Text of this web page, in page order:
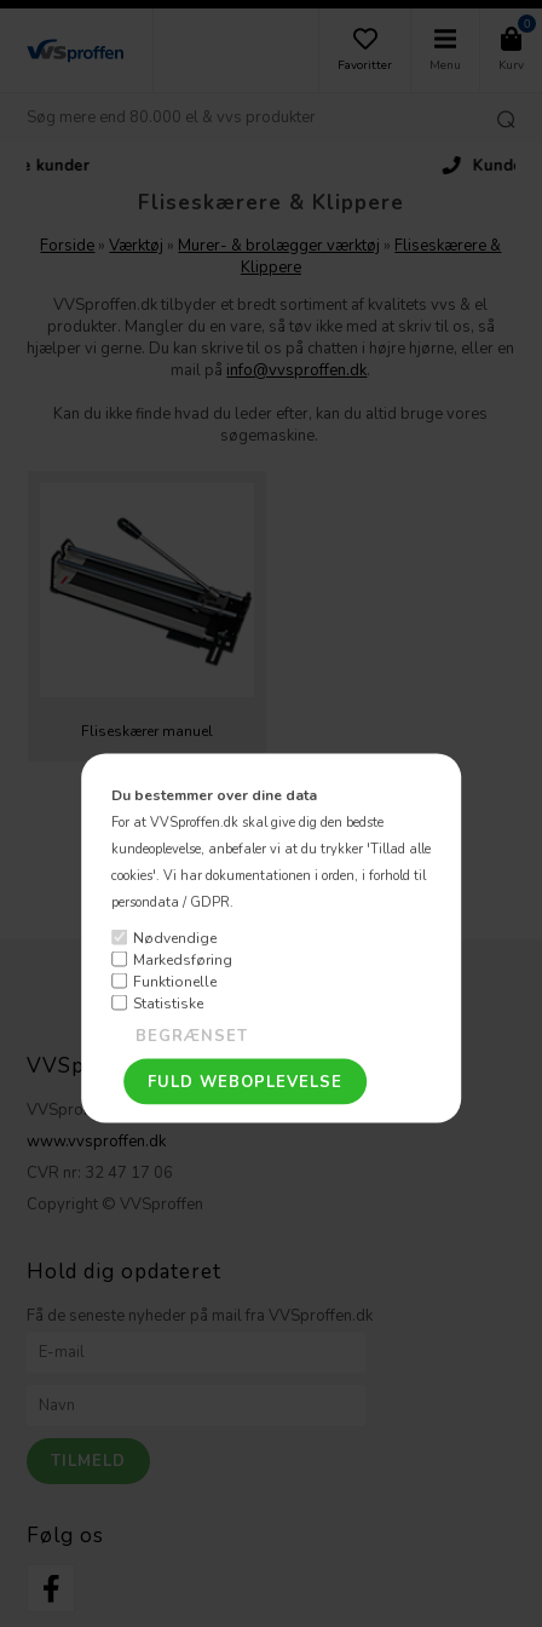
Du bestemmer over dine data
For at VVSproffen.dk skal give dig den bedste
kundeoplevelse, anbefaler vi at du trykker 'Tillad alle
cookies'. Vi har dokumentationen i orden, i forhold til
persondata / GDPR.
Nødvendige
Markedsføring
Funktionelle
Statistiske
Favoritter Menu
0
Kurv
Fliseskærere & Klippere
Forside »Værktøj » Murer- & brolægger værktøj » Fliseskærere &
Klippere
VVSproffen.dk tilbyder et bredt sortiment af kvalitets vvs & el
produkter. Mangler du en vare, så tøv ikke med at skriv til os, så
hjælper vi gerne. Du kan skrive til os på chatten i højre hjørne, eller en
mail på info@vvsproffen.dk.
Kan du ikke finde hvad du leder efter, kan du altid bruge vores
søgemaskine.
Fliseskærer manuel
VVSpoffen ApS
VVSproffen.dk ApS
www.vvsproffen.dk
CVR nr: 32 47 17 06
Copyright © VVSproffen
Hold dig opdateret
Få de seneste nyheder på mail fra VVSproffen.dk
Følg os